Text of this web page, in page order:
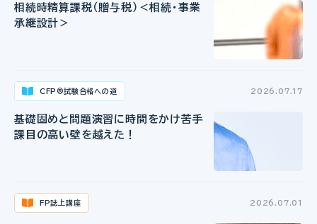
相続時精算課税（贈与税）＜相続・事業
承継設計＞
CFP ®試験合格への道 2026.07.17
基礎固めと問題演習に時間をかけ苦手
課目の高い壁を越えた！
FP誌上講座 2026.07.01